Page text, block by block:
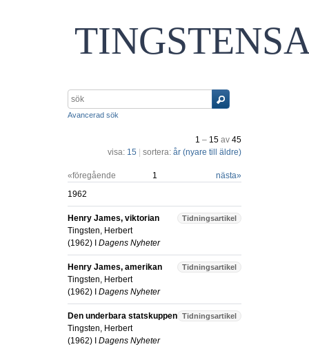
Avancerad sök
1 – 15 av 45
visa: 15 sortera: år (nyare till äldre)
«föregående 1 nästa»
1962
Tidningsartikel
Henry James, viktorian
Tingsten, Herbert
(1962) I Dagens Nyheter
Tidningsartikel
Henry James, amerikan
Tingsten, Herbert
(1962) I Dagens Nyheter
Tidningsartikel
Den underbara statskuppen
Tingsten, Herbert
(1962) I Dagens Nyheter